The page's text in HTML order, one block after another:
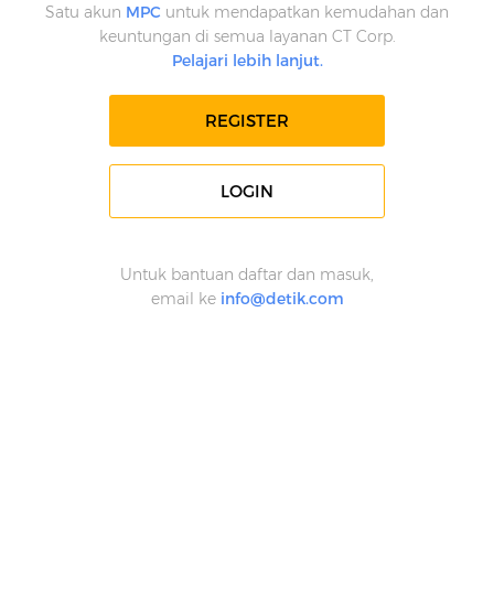
Satu akun MPC untuk mendapatkan kemudahan dan
keuntungan di semua layanan CT Corp.
Pelajari lebih lanjut.
REGISTER
LOGIN
Untuk bantuan daftar dan masuk,
email ke info@detik.com